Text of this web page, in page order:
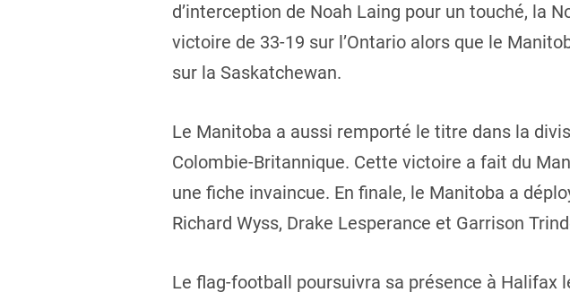
d’interception de Noah Laing pour un touché, la
victoire de 33-19 sur l’Ontario alors que le
sur la Saskatchewan.
Le Manitoba a aussi remporté le titre dans la
Colombie-Britannique. Cette victoire a fait du
une fiche invaincue. En finale, le Manitoba a
Richard Wyss, Drake Lesperance et Garrison
Le flag-football poursuivra sa présence à Halifax